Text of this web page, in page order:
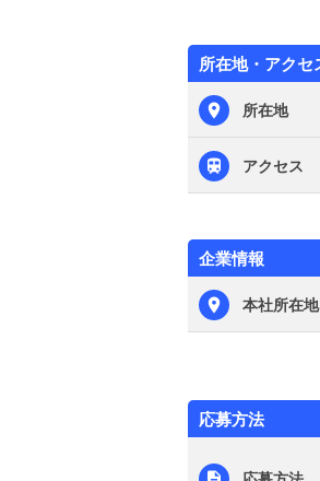
所在地・アクセ
所在地
アクセス
企業情報
本社所在地
応募方法